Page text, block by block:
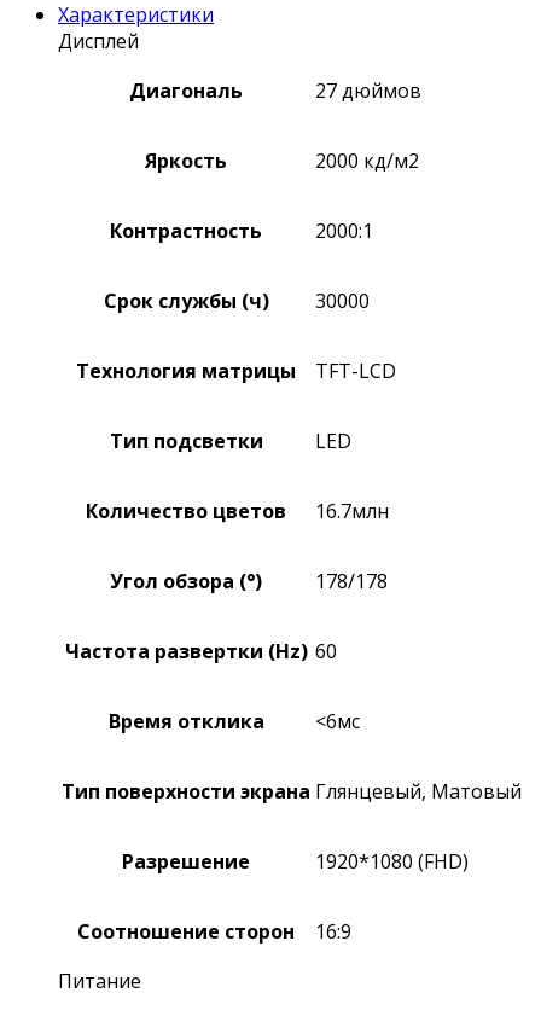
Характеристики
Дисплей
Диагональ
27 дюймов
Яркость 2000 кд/м2
Контрастность 2000:1
Срок службы (ч) 30000
Технология матрицы TFT-LCD
Тип подсветки LED
Количество цветов 16.7млн
Угол обзора (°) 178/178
Частота развертки (Hz) 60
Время отклика <6мс
Тип поверхности экрана Глянцевый, Матовый
Разрешение 1920*1080 (FHD)
Соотношение сторон
16:9
Питание